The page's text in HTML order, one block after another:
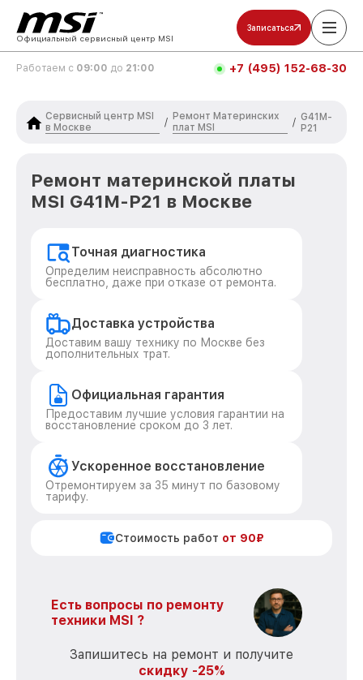
Официальный сервисный центр MSI
Записаться
Работаем с 09:00 до 21:00 +7 (495) 152-68-30
Сервисный центр MSI
в Москве
/
Ремонт Материнских
плат MSI
/ G41M-
P21
Ремонт материнской платы
MSI G41M-P21 в Москве
Точная диагностика
Определим неисправность абсолютно
бесплатно, даже при отказе от ремонта.
Доставка устройства
Доставим вашу технику по Москве без
дополнительных трат.
Официальная гарантия
Предоставим лучшие условия гарантии на
восстановление сроком до 3 лет.
Ускоренное восстановление
Отремонтируем за 35 минут по базовому
тарифу.
Стоимость работ от 90₽
Есть вопросы по ремонту
техники MSI ?
Запишитесь на ремонт и получите
скидку -25%